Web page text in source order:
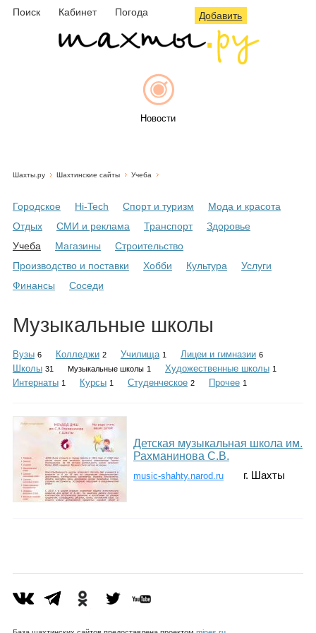
Поиск Кабинет Погода Добавить
Новости
Объявления
Каталог
Инфо
Гороскоп
Шахты.ру Шахтинские сайты Учеба
Городское Hi-Tech Спорт и туризм
Мода и красота
Отдых
СМИ и реклама Транспорт
Здоровье
Учеба
Магазины
Строительство
Производство и поставки
Хобби Культура
Услуги
Финансы
Соседи
Музыкальные школы
Вузы 6 Колледжи 2 Училища 1 Лицеи и гимназии 6
Школы 31 Музыкальные школы 1 Художественные школы 1
Интернаты 1 Курсы 1 Студенческое 2 Прочее 1
Детская музыкальная школа им.
Рахманинова С.В.
music-shahty.narod.ru г. Шахты